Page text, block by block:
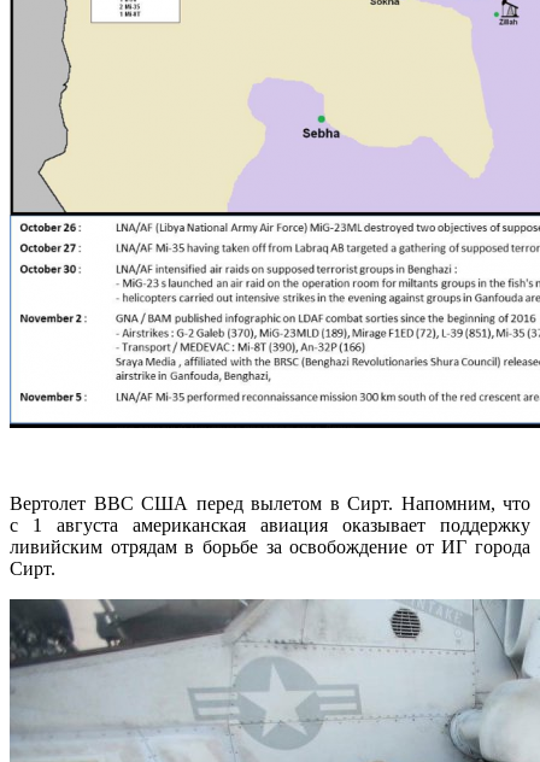
Вертолет ВВС США перед вылетом в Сирт. Напомним, что
с 1 августа американская авиация оказывает поддержку
ливийским отрядам в борьбе за освобождение от ИГ города
Сирт.